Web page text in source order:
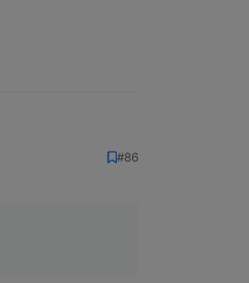
#86